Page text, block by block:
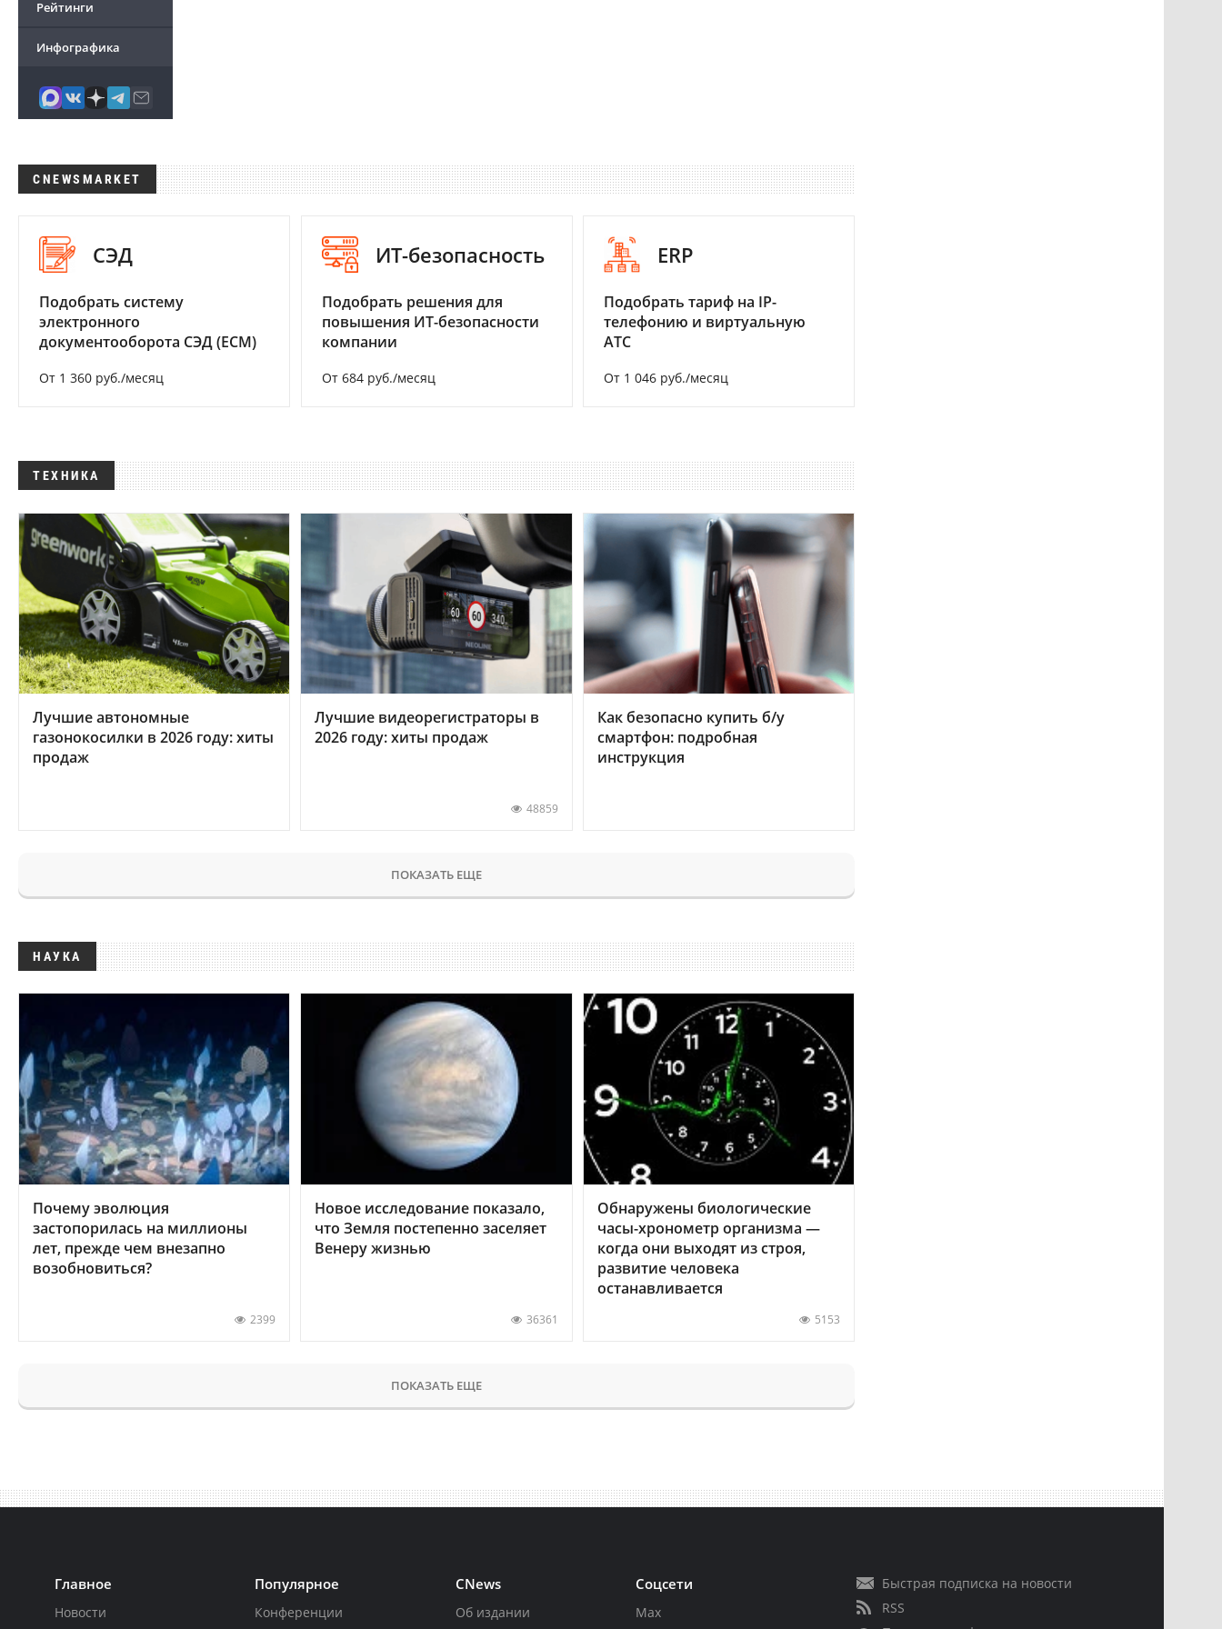
Рейтинги
Инфографика
CNEWSMARKET
СЭД
Подобрать систему
электронного
документооборота СЭД (ECM)
От 1 360 руб./месяц
ИТ-безопасность
Подобрать решения для
повышения ИТ-безопасности
компании
От 684 руб./месяц
ERP
Подобрать тариф на IP-
телефонию и виртуальную
АТС
От 1 046 руб./месяц
ТЕХНИКА
Лучшие автономные
газонокосилки в 2026 году: хиты
продаж
Лучшие видеорегистраторы в
2026 году: хиты продаж
48859
Как безопасно купить б/у
смартфон: подробная
инструкция
ПОКАЗАТЬ ЕЩЕ
НАУКА
Почему эволюция
застопорилась на миллионы
лет, прежде чем внезапно
возобновиться?
2399
Новое исследование показало,
что Земля постепенно заселяет
Венеру жизнью
36361
Обнаружены биологические
часы-хронометр организма —
когда они выходят из строя,
развитие человека
останавливается
5153
ПОКАЗАТЬ ЕЩЕ
Главное
Новости
Популярное
Конференции
CNews
Об издании
Соцсети
Max
Быстрая подписка на новости
RSS